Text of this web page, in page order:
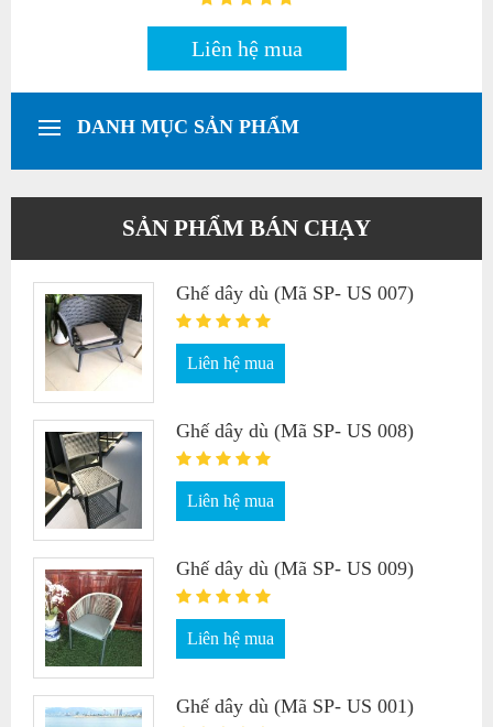
Liên hệ mua
DANH MỤC SẢN PHẨM
SẢN PHẨM BÁN CHẠY
Ghế dây dù (Mã SP- US 007)
Liên hệ mua
Ghế dây dù (Mã SP- US 008)
Liên hệ mua
Ghế dây dù (Mã SP- US 009)
Liên hệ mua
Ghế dây dù (Mã SP- US 001)